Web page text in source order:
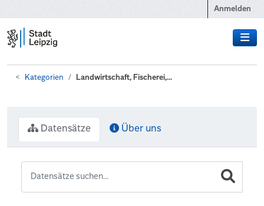
Anmelden
Kategorien Landwirtschaft, Fischerei,...
Datensätze Über uns